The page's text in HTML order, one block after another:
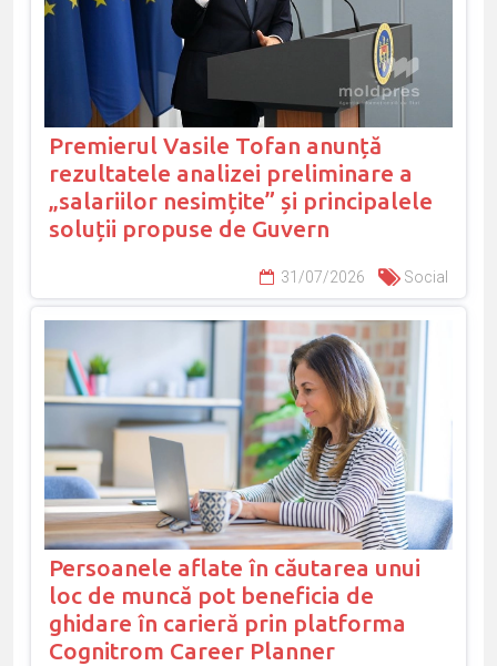
Premierul Vasile Tofan anunță
rezultatele analizei preliminare a
„salariilor nesimțite” și principalele
soluții propuse de Guvern
31/07/2026 Social
Persoanele aflate în căutarea unui
loc de muncă pot beneficia de
ghidare în carieră prin platforma
Cognitrom Career Planner